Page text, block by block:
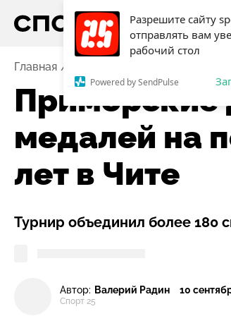
Разрешите сайту
отправлять вам
рабочий стол
Powered by SendPulse
Главная
Приморские
медалей на
лет в Чите
Турнир объединил более 180
Автор: Валерий Радин
Спорт 25
10